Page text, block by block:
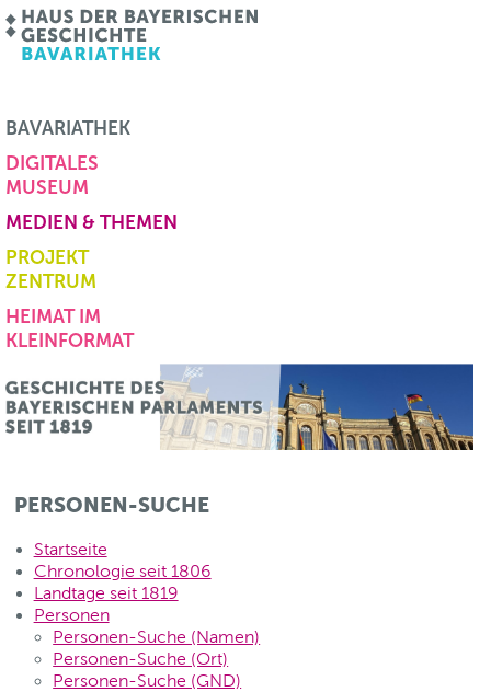
BAVARIATHEK
DIGITALES
MUSEUM
MEDIEN & THEMEN
PROJEKT
ZENTRUM
HEIMAT IM
KLEINFORMAT
PERSONEN-SUCHE
Startseite
Chronologie seit 1806
Landtage seit 1819
Personen
Personen-Suche (Namen)
Personen-Suche (Ort)
Personen-Suche (GND)